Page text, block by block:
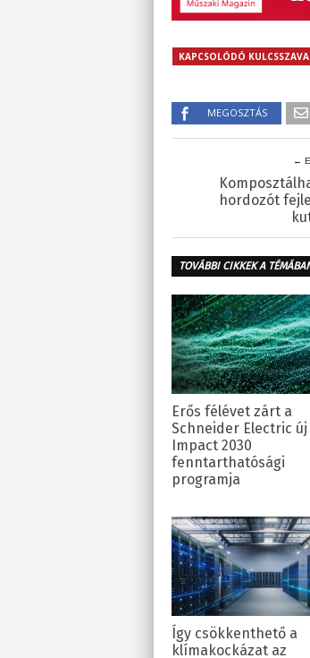
KAPCSOLÓDÓ
MEGOSZTÁS
←
hordozót
TOVÁBBI CIKKEK A
Erős félévet zárt a
Schneider Electric új
Impact 2030
fenntarthatósági
programja
Így csökkenthető a
klímakockázat az